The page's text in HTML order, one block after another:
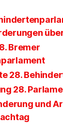
Bremer
28.
28.
und